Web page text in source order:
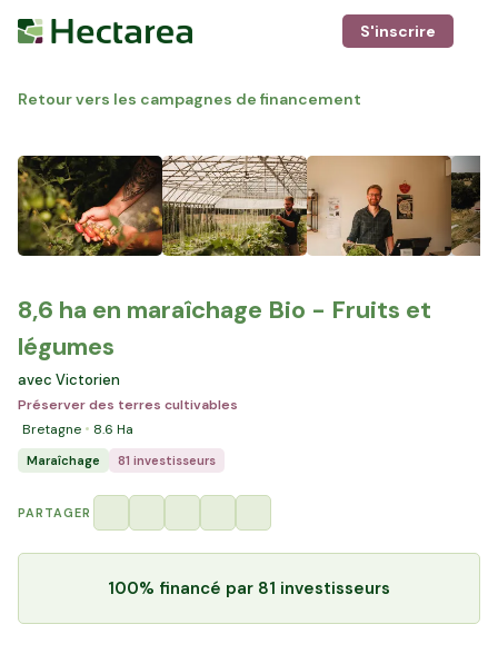
S'inscrire
Retour vers les campagnes de financement
8,6 ha en maraîchage Bio - Fruits et
légumes
avec Victorien
Préserver des terres cultivables
Bretagne
8.6 Ha
Maraîchage 81 investisseurs
PARTAGER
100% financé par 81 investisseurs